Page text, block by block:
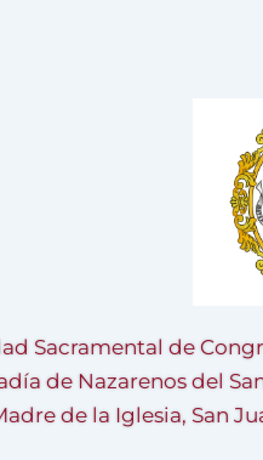
Sacramental de
de Nazarenos del
de la Iglesia, San